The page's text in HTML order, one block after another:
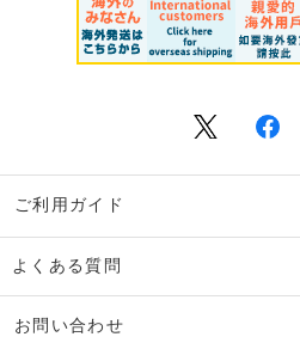
ご利用ガイド
よくある質問
お問い合わせ